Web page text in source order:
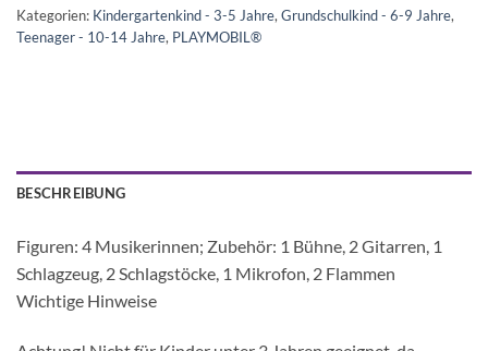
Kategorien: Kindergartenkind - 3-5 Jahre, Grundschulkind - 6-9 Jahre,
Teenager - 10-14 Jahre, PLAYMOBIL®
BESCHREIBUNG
Figuren: 4 Musikerinnen; Zubehör: 1 Bühne, 2 Gitarren, 1
Schlagzeug, 2 Schlagstöcke, 1 Mikrofon, 2 Flammen
Wichtige Hinweise